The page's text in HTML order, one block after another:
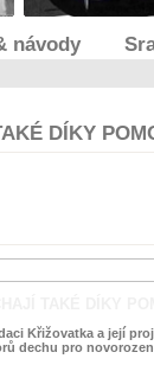
návody
DÍKY
Křižovatka a její
dechu pro